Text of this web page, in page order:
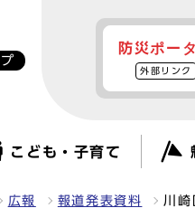
防災ポー
外部リンク
こども・子育て
広報 報道発表資料 川